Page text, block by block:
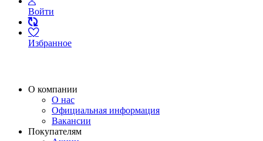
Войти
Избранное
О компании
О нас
Официальная информация
Вакансии
Покупателям